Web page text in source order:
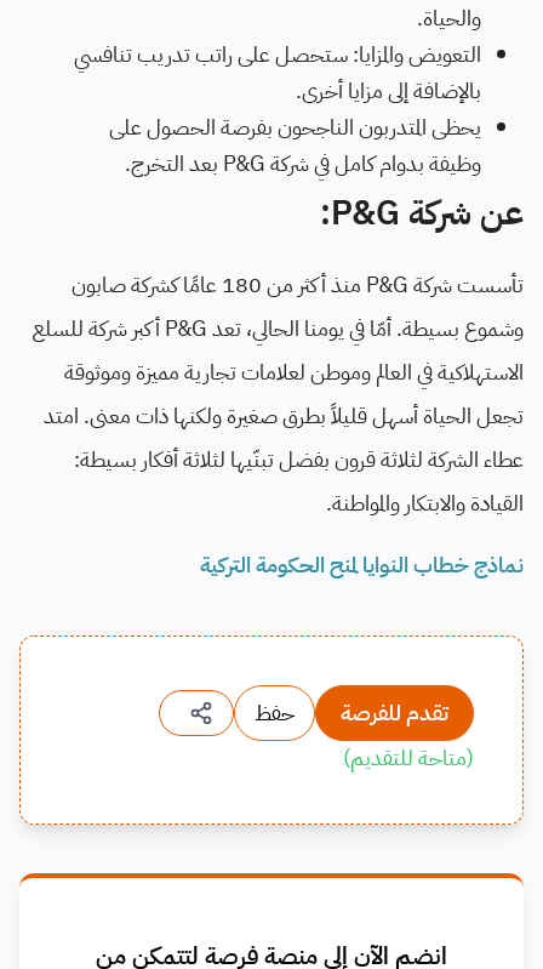
والحياة.
التعويض والمزايا: ستحصل على راتب تدريب تنافسي
بالإضافة إلى مزايا أخرى.
يحظى المتدربون الناجحون بفرصة الحصول على
وظيفة بدوام كامل في شركةP&G بعد التخرج.
عن شركة P&G:
تأسست شركةP&G
منذ أكثر من 180 عامًا كشركة صابون
وشموع بسيطة. أمّا في يومنا الحالي، تعدP&Gأكبر شركة للسلع
الاستهلاكية في العالم وموطن لعلامات تجارية مميزة وموثوقة
تجعل الحياة أسهل قليلاً بطرق صغيرة ولكنها ذات معنى. امتد
عطاء الشركة لثلاثة قرون بفضل تبنّيها لثلاثة أفكار بسيطة:
القيادة والابتكار والمواطنة.
نماذج خطاب النوايا لمنح الحكومة التركية
تقدم للفرصة
حفظ
(متاحة للتقديم)
انضم الآن إلى منصة فرصة لتتمكن من